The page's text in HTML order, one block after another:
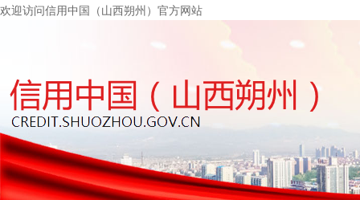
欢迎访问信用中国（山西朔州）官方网站